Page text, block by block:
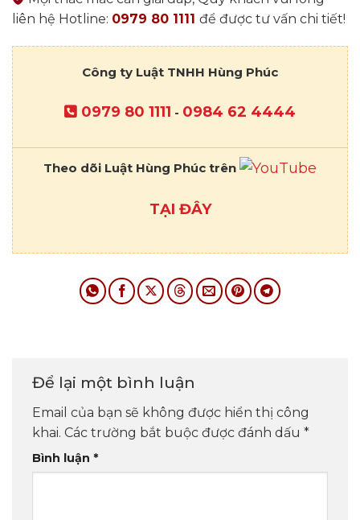
liên hệ Hotline: 0979 80 1111 để được tư vấn chi tiết!
Công ty Luật TNHH Hùng Phúc
0979 80 1111 - 0984 62 4444
Theo dõi Luật Hùng Phúc trên
TẠI ĐÂY
Để lại một bình luận
Email của bạn sẽ không được hiển thị công
khai. Các trường bắt buộc được đánh dấu *
Bình luận *